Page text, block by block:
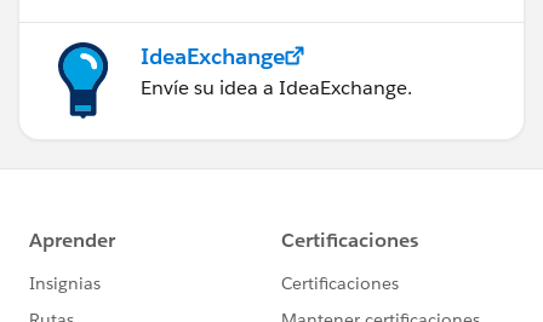
IdeaExchange
Envíe su idea a IdeaExchange.